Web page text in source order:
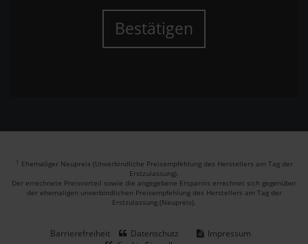
Bestätigen
1 Ehemaliger Neupreis (Unverbindliche Preisempfehlung des Herstellers am Tag der
Erstzulassung).
Der errechnete Preisvorteil sowie die angegebene Ersparnis errechnet sich gegenüber
der ehemaligen unverbindlichen Preisempfehlung des Herstellers am Tag der
Erstzulassung (Neupreis).
Barrierefreiheit Datenschutz
Impressum